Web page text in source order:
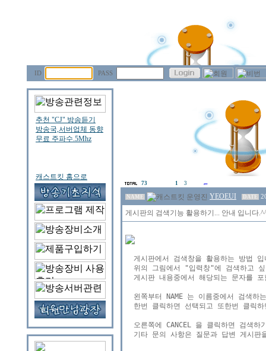
ID PASS
73 1 3
NAME YEOEUI DATE
게시판의 검색기능 활용하기... 안내 입니다
게시판에서 검색창을 활용하는 방법 입
위의 그림에서 "입력창"에 검색하고
게시판 내용중에서 해당되는 문자를
왼쪽부터 NAME 는 이름중에서 검색하
한번 클릭하면 선택되고 또한번 클릭
오른쪽에 CANCEL 을 클릭하면 검색하
기타 문의 사항은 질문과 답변 게시판